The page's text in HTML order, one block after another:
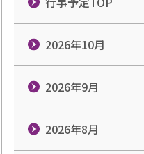
2026年10月
2026年9月
2026年8月